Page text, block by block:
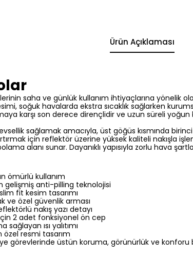
Ürün Açıklaması
saha ve günlük kullanım ihtiyaçlarına yönelik
soğuk havalarda ekstra sıcaklık sağlarken
karşı son derece dirençlidir ve uzun süreli
sağlamak amacıyla, üst göğüs kısmında birinci
için reflektör üzerine yüksek kaliteli nakışla
alanı sunar. Dayanıklı yapısıyla zorlu hava
ömürlü kullanım
gelişmiş anti-pilling teknolojisi
fit kesim tasarımı
ve özel güvenlik arması
nakış yazı detayı
2 adet fonksiyonel ön cep
ısı yalıtımı
özel resmi tasarım
görevlerinde üstün koruma, görünürlük ve